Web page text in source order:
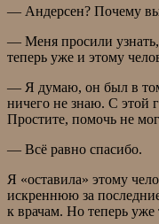
— Андерсен? Почему
— Меня просили узнать,
теперь уже и этому
— Я думаю, он был в
ничего не знаю. С этой
Простите, помочь не
— Всё равно спасибо.
Я «оставила» этому
искреннюю за
к врачам. Но теперь уже